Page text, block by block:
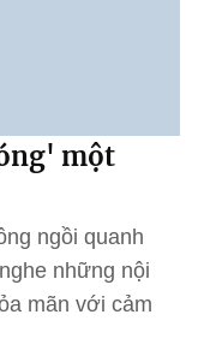
một
ngồi quanh
những nội
mãn với cảm